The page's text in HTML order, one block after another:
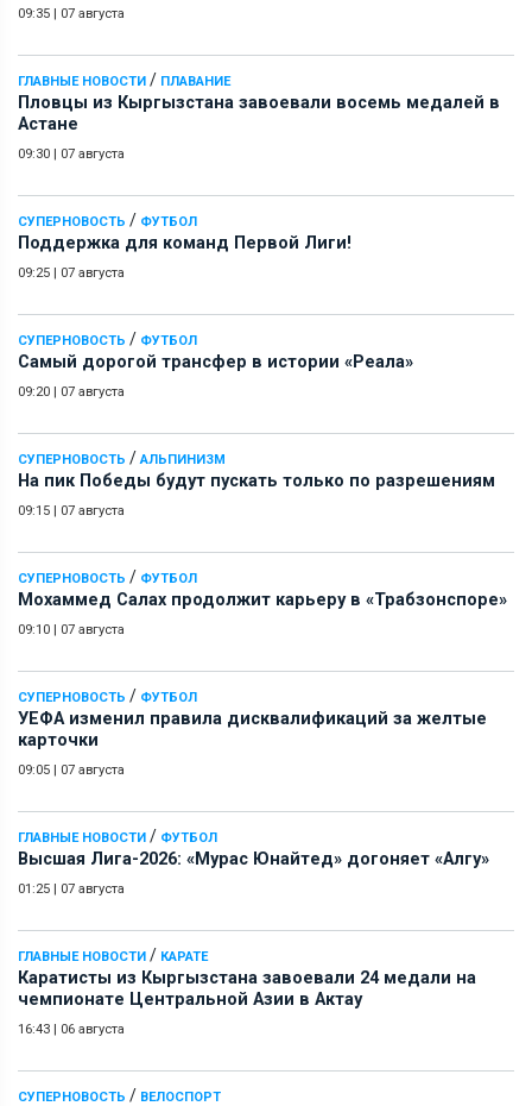
09:35 | 07 августа
ГЛАВНЫЕ НОВОСТИ / ПЛАВАНИЕ
Пловцы из Кыргызстана завоевали восемь медалей в
Астане
09:30 | 07 августа
СУПЕРНОВОСТЬ / ФУТБОЛ
Поддержка для команд Первой Лиги!
09:25 | 07 августа
СУПЕРНОВОСТЬ / ФУТБОЛ
Самый дорогой трансфер в истории «Реала»
09:20 | 07 августа
СУПЕРНОВОСТЬ / АЛЬПИНИЗМ
На пик Победы будут пускать только по разрешениям
09:15 | 07 августа
СУПЕРНОВОСТЬ / ФУТБОЛ
Мохаммед Салах продолжит карьеру в «Трабзонспоре»
09:10 | 07 августа
СУПЕРНОВОСТЬ / ФУТБОЛ
УЕФА изменил правила дисквалификаций за желтые
карточки
09:05 | 07 августа
ГЛАВНЫЕ НОВОСТИ / ФУТБОЛ
Высшая Лига-2026: «Мурас Юнайтед» догоняет «Алгу»
01:25 | 07 августа
ГЛАВНЫЕ НОВОСТИ / КАРАТЕ
Каратисты из Кыргызстана завоевали 24 медали на
чемпионате Центральной Азии в Актау
16:43 | 06 августа
СУПЕРНОВОСТЬ / ВЕЛОСПОРТ